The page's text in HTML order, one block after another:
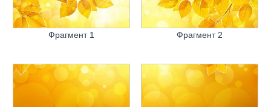
Фрагмент 1 Фрагмент 2